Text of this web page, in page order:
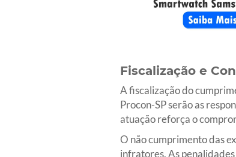
Fiscalização e
A fiscalização do
Procon-SP serão as
atuação reforça o
O não cumprimento das
infratores. As